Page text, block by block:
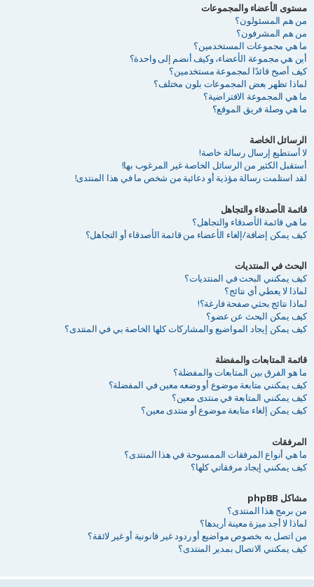
مستوى الأعضاء والمجموعات
من هم المسئولون؟
من هم المشرفون؟
ما هي مجموعات المستخدمين؟
أين هي مجموعة الأعضاء، وكيف أنضم إلى واحدة؟
كيف أصبح قائدًا لمجموعة مستخدمين؟
لماذا تظهر بعض المجموعات بلون مختلف؟
ما هي المجموعة الافتراضية؟
ما هي وصلة فريق الموقع؟
الرسائل الخاصة
لا أستطيع إرسال رسالة خاصة!
أستقبل الكثير من الرسائل الخاصة غير المرغوب بها!
لقد استلمت رسالة مؤذية أو دعائية من شخص ما في هذا المنتدى!
قائمة الأصدقاء والتجاهل
ما هي قائمة الأصدقاء والتجاهل؟
كيف يمكن إضافة/إلغاء الأعضاء من قائمة الأصدقاء أو التجاهل؟
البحث في المنتديات
كيف يمكنني البحث في المنتديات؟
لماذا لا يعطي أي نتائج؟
لماذا نتائج بحثي صفحة فارغة؟!
كيف يمكن البحث عن عضو؟
كيف يمكن إيجاد المواضيع والمشاركات كلها الخاصة بي في المنتدى؟
قائمة المتابعات والمفضلة
ما هو الفرق بين المتابعات والمفضلة؟
كيف يمكنني متابعة موضوع أو وضعه معين في المفضلة؟
كيف يمكنني المتابعة في منتدى معين؟
كيف يمكن إلغاء متابعة موضوع أو منتدى معين؟
المرفقات
ما هي أنواع المرفقات الممسوحة في هذا المنتدى؟
كيف يمكنني إيجاد مرفقاتي كلها؟
مشاكل phpBB
من برمج هذا المنتدى؟
لماذا لا أجد ميزة معينة أريدها؟
من اتصل به بخصوص مواضيع أو ردود غير قانونية أو غير لائقة؟
كيف يمكنني الاتصال بمدير المنتدى؟